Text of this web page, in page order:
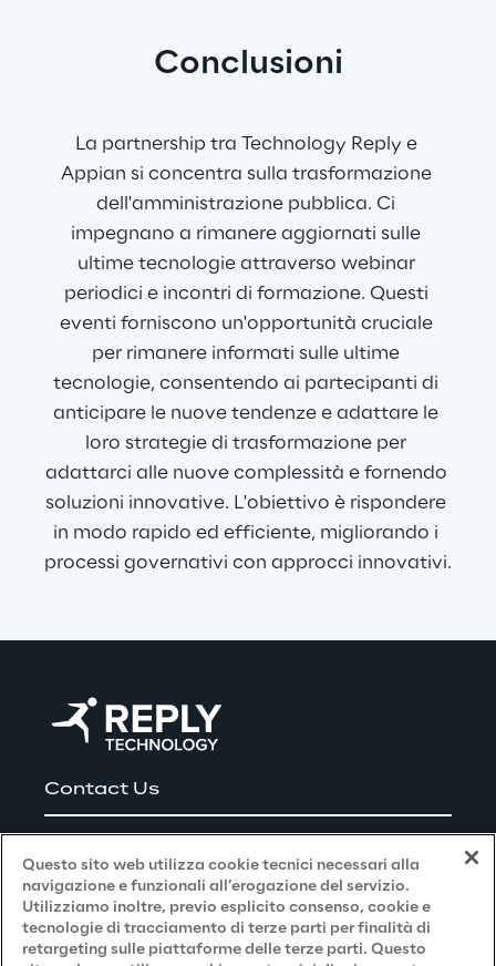
Conclusioni
La partnership tra Technology Reply e
Appian si concentra sulla trasformazione
dell'amministrazione pubblica. Ci
impegnano a rimanere aggiornati sulle
ultime tecnologie attraverso webinar
periodici e incontri di formazione. Questi
eventi forniscono un'opportunità cruciale
per rimanere informati sulle ultime
tecnologie, consentendo ai partecipanti di
anticipare le nuove tendenze e adattare le
loro strategie di trasformazione per
adattarci alle nuove complessità e fornendo
soluzioni innovative. L'obiettivo è rispondere
in modo rapido ed efficiente, migliorando i
processi governativi con approcci innovativi.
Contact Us
Privacy and Legal
Questo sito web utilizza cookie tecnici necessari alla
navigazione e funzionali all’erogazione del servizio.
Utilizziamo inoltre, previo esplicito consenso, cookie e
tecnologie di tracciamento di terze parti per finalità di
retargeting sulle piattaforme delle terze parti. Questo